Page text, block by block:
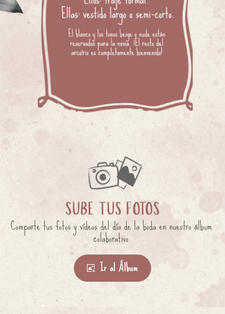
SUBE TUS FOTOS
Comparte tus fotos y vídeos del día de la boda en nuestro álbum
colaborativo.
Ir al Álbum